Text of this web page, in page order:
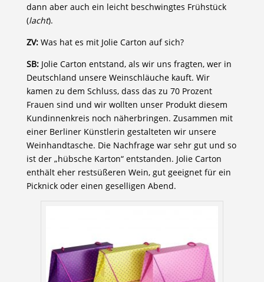
dann aber auch ein leicht beschwingtes Frühstück
(lacht).
ZV: Was hat es mit Jolie Carton auf sich?
SB:Jolie Carton entstand, als wir uns fragten, wer in
Deutschland unsere Weinschläuche kauft. Wir
kamen zu dem Schluss, dass das zu 70 Prozent
Frauen sind und wir wollten unser Produkt diesem
Kundinnenkreis noch näherbringen. Zusammen mit
einer Berliner Künstlerin gestalteten wir unsere
Weinhandtasche. Die Nachfrage war sehr gut und so
ist der „hübsche Karton“ entstanden. Jolie Carton
enthält eher restsüßeren Wein, gut geeignet für ein
Picknick oder einen geselligen Abend.